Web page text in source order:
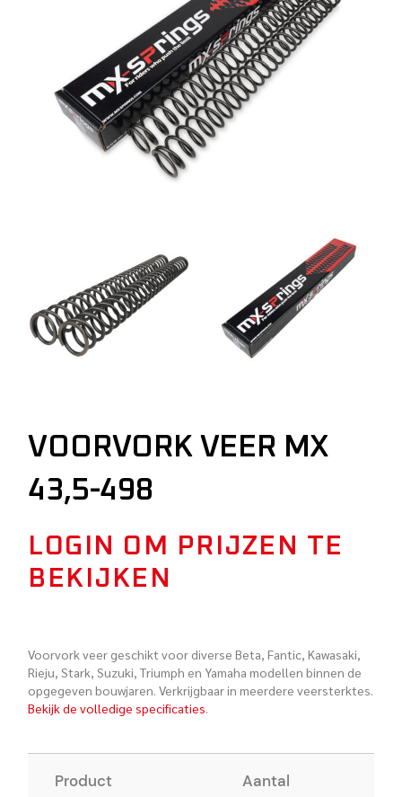
VOORVORK VEER MX
43,5-498
LOGIN OM PRIJZEN TE
BEKIJKEN
Voorvork veer geschikt voor diverse Beta, Fantic, Kawasaki,
Rieju, Stark, Suzuki, Triumph en Yamaha modellen binnen de
opgegeven bouwjaren. Verkrijgbaar in meerdere veersterktes.
Bekijk de volledige specificaties.
Product Aantal